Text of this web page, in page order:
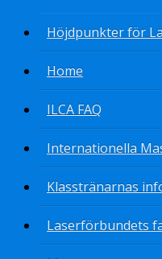
Höjdpunkter för
Home
ILCA FAQ
Internationella
Klasstränarnas
Laserförbundets